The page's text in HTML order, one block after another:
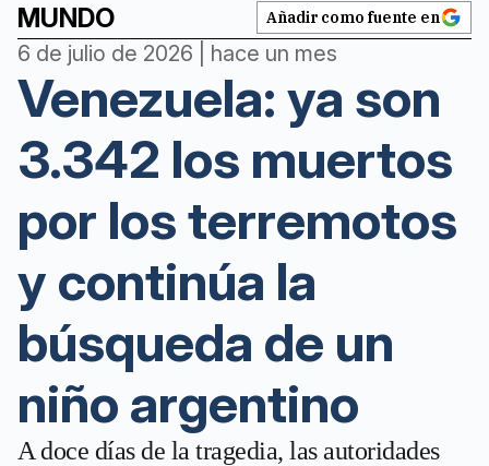
MUNDO Añadir como fuente en
6 de julio de 2026 | hace un mes
Venezuela: ya son
3.342 los muertos
por los terremotos
y continúa la
búsqueda de un
niño argentino
A doce días de la tragedia, las autoridades